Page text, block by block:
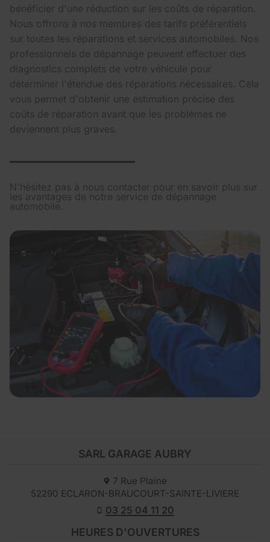
bénéficier d'une réduction sur les coûts de réparation.
Nous offrons à nos membres des tarifs préférentiels
sur toutes les réparations et services automobiles. Nos
professionnels de dépannage peuvent effectuer des
diagnostics complets de votre véhicule pour
déterminer l'étendue des réparations nécessaires. Cela
vous permet d'obtenir une estimation précise des
coûts de réparation avant que les problèmes ne
deviennent plus graves.
N'hésitez pas à nous contacter pour en savoir plus sur
les avantages de notre service de dépannage
automobile.
SARL GARAGE AUBRY
7 Rue Plaine
52290 ECLARON-BRAUCOURT-SAINTE-LIVIERE
03 25 04 11 20
HEURES D'OUVERTURES